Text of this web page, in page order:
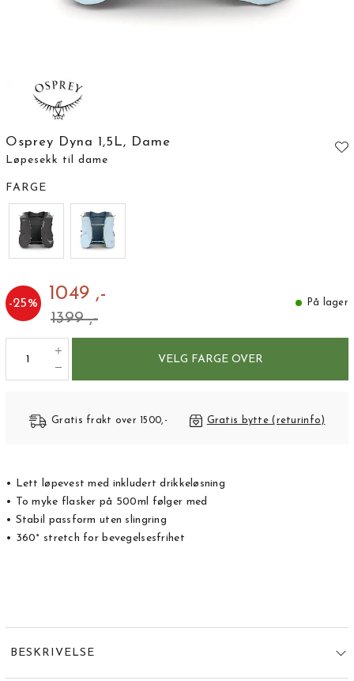
Osprey Dyna 1,5L, Dame
Løpesekk til dame
FARGE
-25% 1049 ,-
1399 ,-
På lager
VELG FARGE OVER
Gratis frakt over 1500,- Gratis bytte (returinfo)
• Lett løpevest med inkludert drikkeløsning
• To myke flasker på 500ml følger med
• Stabil passform uten slingring
• 360° stretch for bevegelsesfrihet
BESKRIVELSE